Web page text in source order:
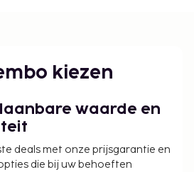
kiezen
waarde en
deals met onze prijsgarantie en
die bij uw behoeften